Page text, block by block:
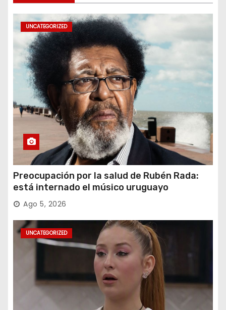
UNCATEGORIZED
Preocupación por la salud de Rubén Rada:
está internado el músico uruguayo
Ago 5, 2026
UNCATEGORIZED